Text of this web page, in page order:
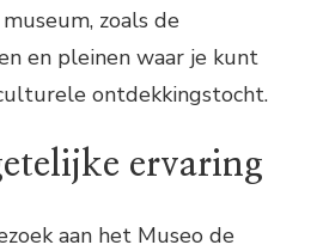
zoals de
en pleinen waar je kunt
ontdekkingstocht.
ervaring
aan het Museo de